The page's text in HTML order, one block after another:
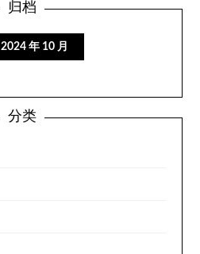
归档
2024 年 10 月
分类